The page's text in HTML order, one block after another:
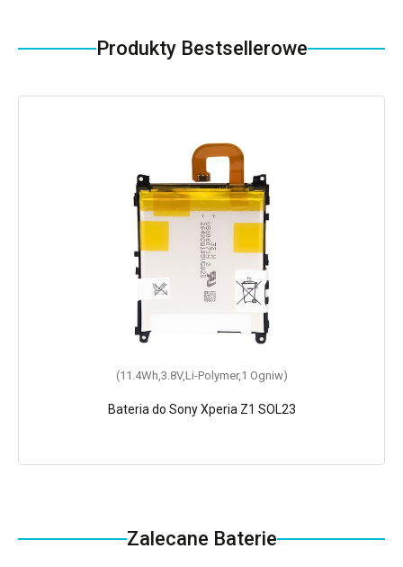
Produkty Bestsellerowe
(11.4Wh,3.8V,Li-Polymer,1 Ogniw)
Bateria do Sony Xperia Z1 SOL23
Zalecane Baterie